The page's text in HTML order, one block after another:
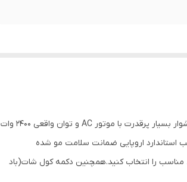
سشوار لیز اکستریم Lizze Extreme با تاییدیه استاندارد اروپا CE و طراحی حرفه ای مناسب استفاده شخصی و سالنی هست که یک سشوار بسیار پرقدرت با موتور AC و توان واقعی 2400 وات
اروپایی ضمانت سلامت مو شده
را انتخاب کنید.همچنین دکمه کول شات(باد